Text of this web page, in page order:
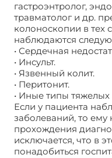
гастроэнтролог,
травматолог и др.
колоноскопии в тех
наблюдаются
• Сердечная
• Инсульт.
• Язвенный колит.
• Перитонит.
• Иные типы
Если у пациента
заболеваний, то ему
прохождения
исключается, что в
понадобиться